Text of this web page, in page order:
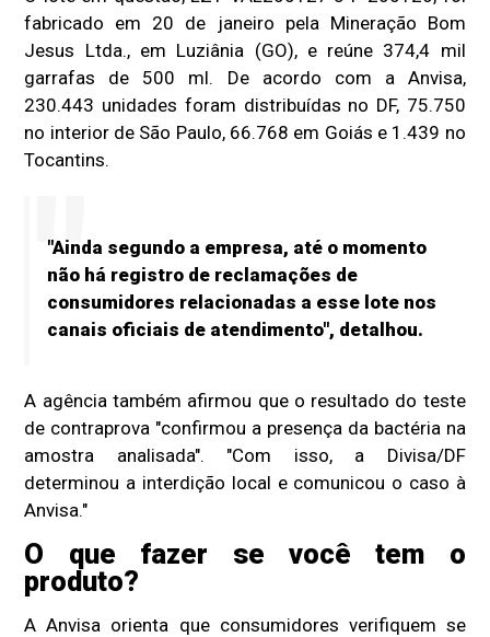
fabricado em 20 de janeiro pela Mineração Bom
Jesus Ltda., em Luziânia (GO), e reúne 374,4 mil
garrafas de 500 ml. De acordo com a Anvisa,
230.443 unidades foram distribuídas no DF, 75.750
no interior de São Paulo, 66.768 em Goiás e 1.439 no
Tocantins.
"Ainda segundo a empresa, até o momento
não há registro de reclamações de
consumidores relacionadas a esse lote nos
canais oficiais de atendimento", detalhou.
A agência também afirmou que o resultado do teste
de contraprova "confirmou a presença da bactéria na
amostra analisada". "Com isso, a Divisa/DF
determinou a interdição local e comunicou o caso à
Anvisa."
O que fazer se você tem o
produto?
A Anvisa orienta que consumidores verifiquem se